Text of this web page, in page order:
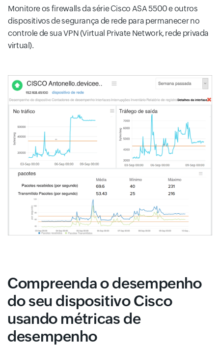
Monitore os firewalls da série Cisco ASA 5500 e outros
dispositivos de segurança de rede para permanecer no
controle de sua VPN (Virtual Private Network, rede privada
virtual).
Compreenda o desempenho
do seu dispositivo Cisco
usando métricas de
desempenho